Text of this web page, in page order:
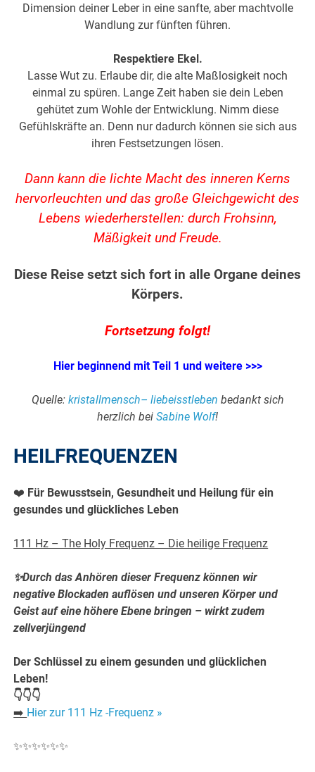
Dimension deiner Leber in eine sanfte, aber machtvolle
Wandlung zur fünften führen.
Respektiere Ekel.
Lasse Wut zu. Erlaube dir, die alte Maßlosigkeit noch
einmal zu spüren. Lange Zeit haben sie dein Leben
gehütet zum Wohle der Entwicklung. Nimm diese
Gefühlskräfte an. Denn nur dadurch können sie sich aus
ihren Festsetzungen lösen.
Dann kann die lichte Macht des inneren Kerns
hervorleuchten und das große Gleichgewicht des
Lebens wiederherstellen: durch Frohsinn,
Mäßigkeit und Freude.
Diese Reise setzt sich fort in alle Organe deines
Körpers.
Fortsetzung folgt!
Hier beginnend mit Teil 1 und weitere >>>
Quelle: kristallmensch– liebeisstleben bedankt sich
herzlich bei Sabine Wolf!
HEILFREQUENZEN
❤️ Für Bewusstsein, Gesundheit und Heilung für ein
gesundes und glückliches Leben
111 Hz – The Holy Frequenz – Die heilige Frequenz
✨Durch das Anhören dieser Frequenz können wir
negative Blockaden auflösen und unseren Körper und
Geist auf eine höhere Ebene bringen – wirkt zudem
zellverjüngend
Der Schlüssel zu einem gesunden und glücklichen
Leben!
👇👇👇
➡️ Hier zur 111 Hz -Frequenz »
✨✨✨✨✨✨